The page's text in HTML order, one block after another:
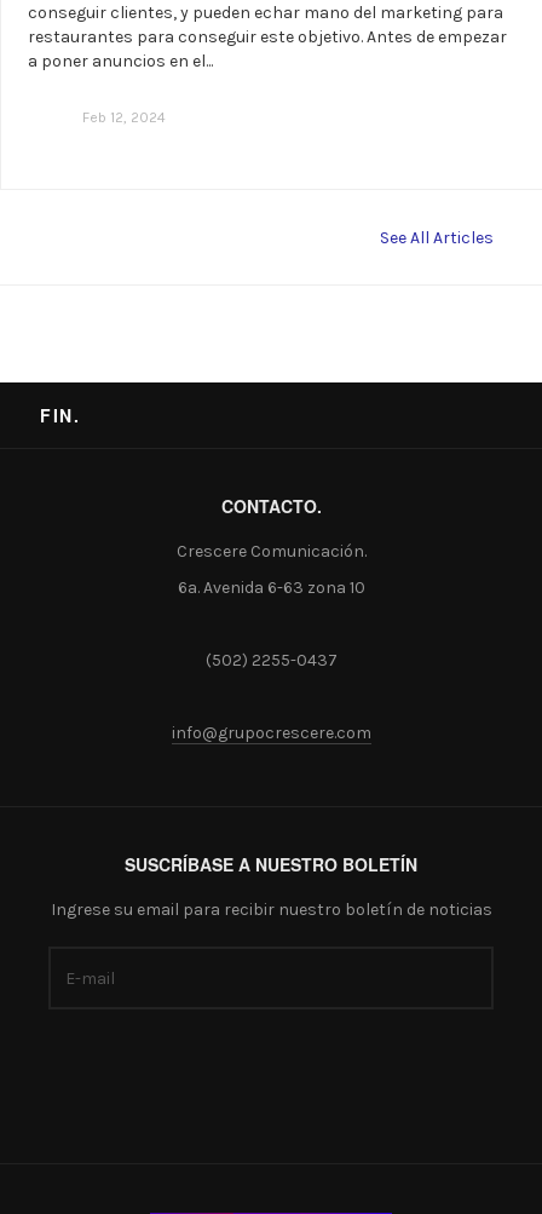
conseguir clientes, y pueden echar mano del marketing para
restaurantes para conseguir este objetivo. Antes de empezar
a poner anuncios en el...
Feb 12, 2024
See All Articles
FIN.
CONTACTO.
Crescere Comunicación.
6a. Avenida 6-63 zona 10
(502) 2255-0437
info@grupocrescere.com
SUSCRÍBASE A NUESTRO BOLETÍN
Ingrese su email para recibir nuestro boletín de noticias